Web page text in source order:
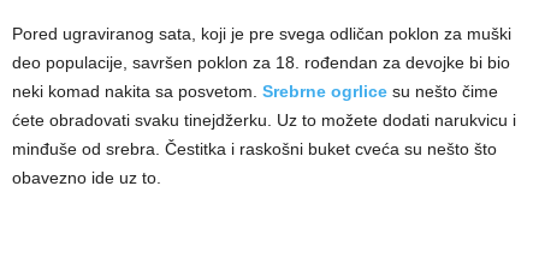
Pored ugraviranog sata, koji je pre svega odličan poklon za muški
deo populacije, savršen poklon za 18. rođendan za devojke bi bio
neki komad nakita sa posvetom. Srebrne ogrlice su nešto čime
ćete obradovati svaku tinejdžerku. Uz to možete dodati narukvicu i
minđuše od srebra. Čestitka i raskošni buket cveća su nešto što
obavezno ide uz to.